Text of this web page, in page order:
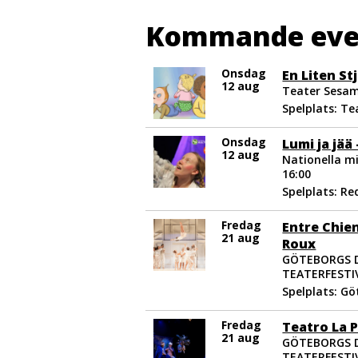
Kommande
Onsdag
12 aug
En Liten
Teater
Spelplats:
Onsdag
12 aug
Lumi ja jää
Nationella
16:00
Spelplats:
Fredag
21 aug
Entre
Roux
GÖTEBORGS
Spelplats:
Fredag
21 aug
Teatro La
GÖTEBORGS